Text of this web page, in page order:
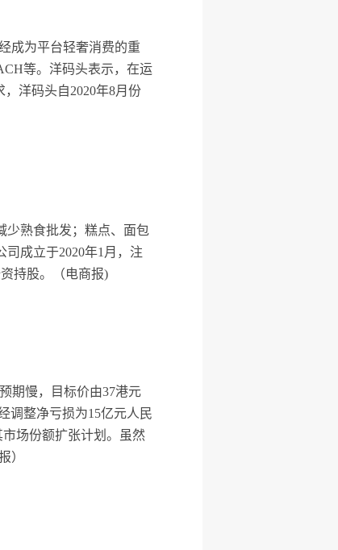
成为平台轻奢消费的重
等。洋码头表示，在运
洋码头自2020年8月份
少熟食批发；糕点、面包
成立于2020年1月，注
持股。（电商报)
期慢，目标价由37港元
调整净亏损为15亿元人民
场份额扩张计划。虽然
）